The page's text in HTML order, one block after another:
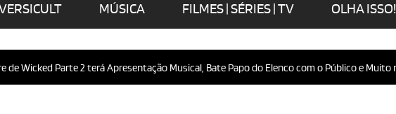
MÚSICA FILMES | SÉRIES | TV OLHA ISSO!
Parte 2 terá Apresentação Musical, Bate Papo do Elenco com o Público e Muito mais!